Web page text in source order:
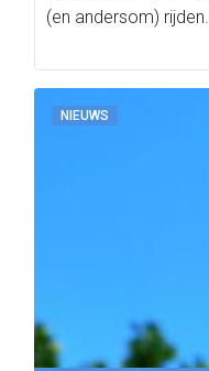
(en andersom) rijden.
NIEUWS